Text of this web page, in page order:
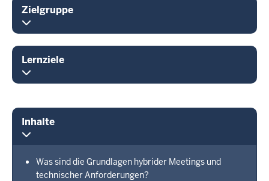
Zielgruppe
Lernziele
Inhalte
Was sind die Grundlagen hybrider Meetings und
technischer Anforderungen?